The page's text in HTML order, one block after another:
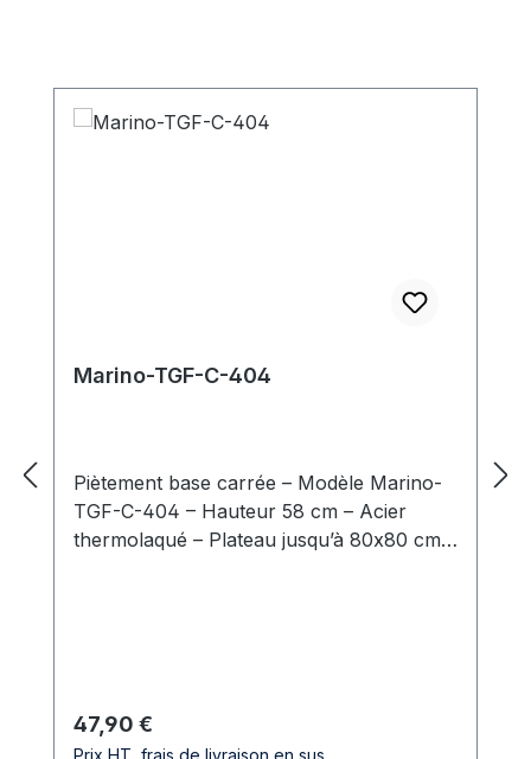
Marino-TGF-C-404
Piètement base carrée – Modèle Marino-
TGF-C-404 – Hauteur 58 cm – Acier
thermolaqué – Plateau jusqu’à 80x80 cm –
en fait une solution idéale pour des
Prix régulier :
47,90 €
Prix HT, frais de livraison en sus